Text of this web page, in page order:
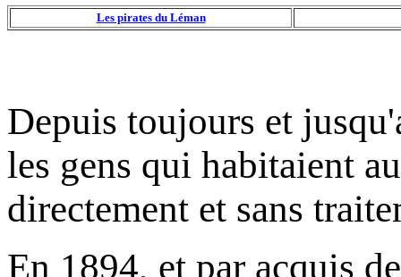
Les pirates du Léman
Depuis toujours et
les gens qui habitaient
directement et sans
En 1894, et par acquis